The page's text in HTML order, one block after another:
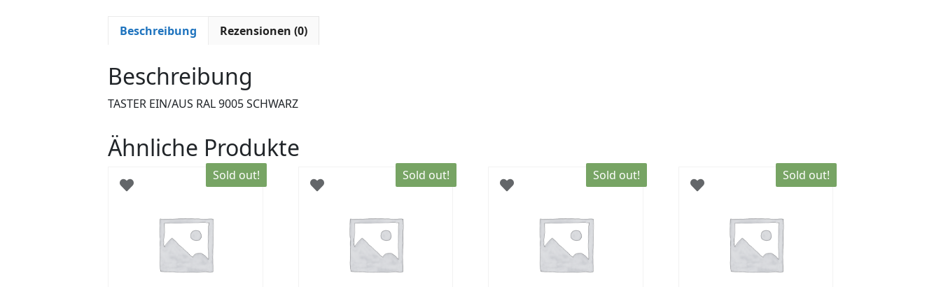
Beschreibung Rezensionen (0)
Beschreibung
TASTER EIN/AUS RAL 9005 SCHWARZ
Ähnliche Produkte
Sold out! Sold out! Sold out! Sold out!